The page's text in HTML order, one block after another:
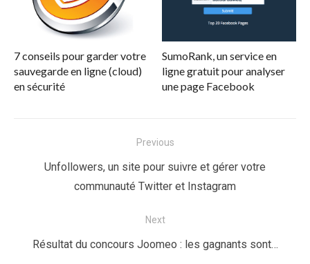
7 conseils pour garder votre
sauvegarde en ligne (cloud)
en sécurité
SumoRank, un service en
ligne gratuit pour analyser
une page Facebook
Previous
PreviousUnfollowers, un site pour suivre et gérer votre
communauté Twitter et Instagram
Next
Next
Résultat du concours Joomeo : les gagnants sont…